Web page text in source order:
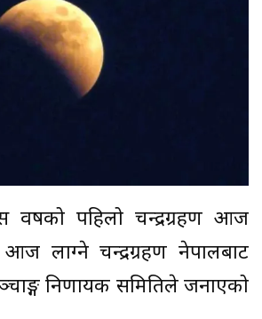
वर्षको पहिलो चन्द्रग्रहण आज
लाग्ने चन्द्रग्रहण नेपालबाट
निर्णायक समितिले जनाएको